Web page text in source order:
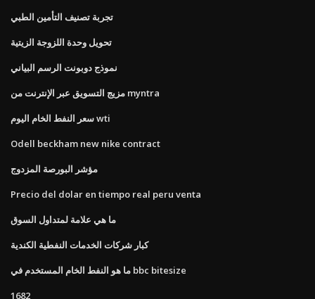
تجربة تصنيف التأمين الطبي
تحويل وحدة اللزوجة الزيتية
نموذج دوبونت الرسم البياني
مزيج التسويق عبر الإنترنت من myntra
سعر النفط الخام اليوم wti
Odell beckham new nike contract
مؤشر البورصة المزدوج
Precio del dolar en tiempo real peru venta
ما هي علامة لمتداول السوق
كبار شركات الخدمات النفطية الكندية
ما هو النفط الخام المستخدم في bbc bitesize
1682